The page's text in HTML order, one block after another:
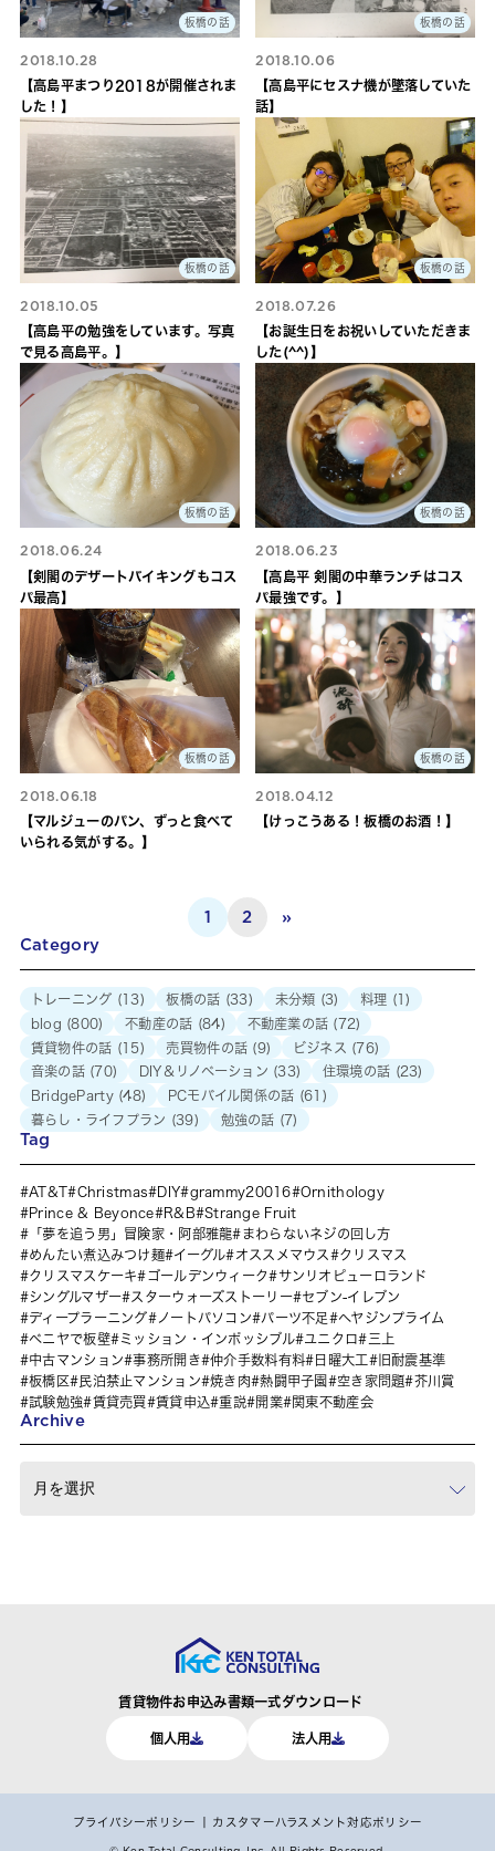
板橋の話
2018.10.28
【高島平まつり2018が開催されま
した！】
板橋の話
2018.10.06
【高島平にセスナ機が墜落していた
話】
板橋の話
2018.10.05
【高島平の勉強をしています。写真
で見る高島平。】
板橋の話
2018.07.26
【お誕生日をお祝いしていただきま
した(^^)】
板橋の話
2018.06.24
【剣閣のデザートバイキングもコス
パ最高】
板橋の話
2018.06.23
【高島平 剣閣の中華ランチはコス
パ最強です。】
板橋の話
2018.06.18
【マルジューのパン、ずっと食べて
いられる気がする。】
板橋の話
2018.04.12
【けっこうある！板橋のお酒！】
1 2
»
Category
トレーニング (13) 板橋の話 (33) 未分類 (3) 料理 (1)
blog (800) 不動産の話 (84) 不動産業の話 (72)
賃貸物件の話 (15) 売買物件の話 (9) ビジネス (76)
音楽の話(70) DIY＆リノベーション (33) 住環境の話 (23)
BridgeParty(48) PCモバイル関係の話 (61)
暮らし・ライフプラン (39) 勉強の話 (7)
Tag
AT&T Christmas DIY grammy20016
Ornithology
Prince & Beyonce
R&B
Strange Fruit
「夢を追う男」冒険家・阿部雅龍
まわらないネジの回し方
めんたい煮込みつけ麺
イーグル オススメマウス
クリスマス
クリスマスケーキ
ゴールデンウィーク
サンリオピューロランド
シングルマザー
スターウォーズストーリー
セブン-イレブン
ディープラーニング
ノートパソコン パーツ不足
ヘヤジンプライム
ベニヤで板壁
ミッション・インポッシブル ユニクロ
三上
中古マンション
事務所開き 仲介手数料有料 日曜大工
旧耐震基準
板橋区
民泊禁止マンション 焼き肉 熱闘甲子園 空き家問題
芥川賞
試験勉強
賃貸売買 賃貸申込 重説 開業 関東不動産会
Archive
賃貸物件お申込み書類一式ダウンロード
個人用 法人用
プライバシーポリシー カスタマーハラスメント対応ポリシー